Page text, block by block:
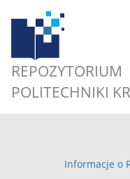
REPOZYTORIUM
POLITECHNIKI
Informacje o